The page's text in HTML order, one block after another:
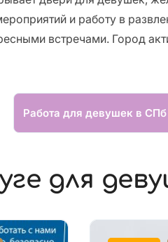
и работу в
встречами. Город
Работа для девушек в СПб
для